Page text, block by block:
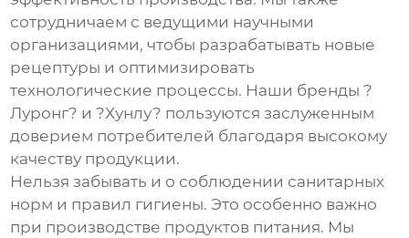
сотрудничаем с ведущими научными
организациями, чтобы разрабатывать новые
рецептуры и оптимизировать
технологические процессы. Наши бренды ?
Луронг? и ?Хунлу? пользуются заслуженным
доверием потребителей благодаря высокому
качеству продукции.
Нельзя забывать и о соблюдении санитарных
норм и правил гигиены. Это особенно важно
при производстве продуктов питания. Мы